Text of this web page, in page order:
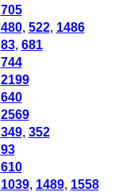
705
480, 522, 1486
83, 681
744
2199
640
2569
349, 352
93
610
1039, 1489, 1558